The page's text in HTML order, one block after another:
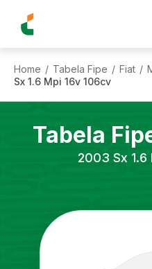
Home / Tabela Fipe / Fiat /
Sx 1.6 Mpi 16v 106cv
Tabela
2003 Sx 1.6